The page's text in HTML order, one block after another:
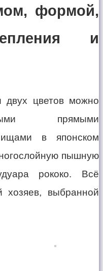
формой,
и
двух цветов можно
прямыми
в японском
пышную
рококо. Всё
хозяев, выбранной